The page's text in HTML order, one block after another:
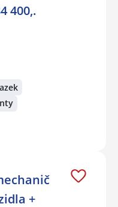
400,.
+